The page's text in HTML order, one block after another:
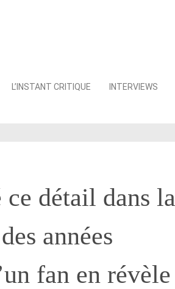
L’INSTANT CRITIQUE INTERVIEWS
ce détail dans la
années
fan en révèle